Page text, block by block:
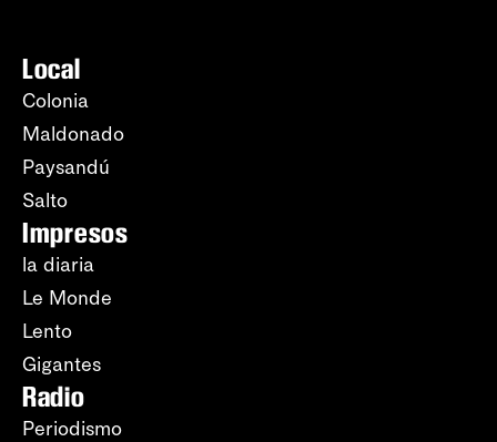
Local
Colonia
Maldonado
Paysandú
Salto
Impresos
la diaria
Le Monde
Lento
Gigantes
Radio
Periodismo